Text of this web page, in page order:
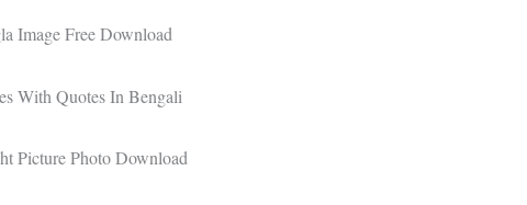
Image Free Download
With Quotes In Bengali
Picture Photo Download